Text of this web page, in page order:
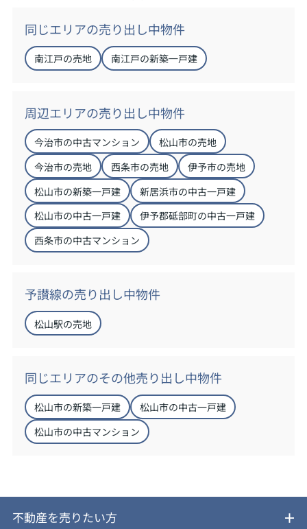
同じエリアの売り出し中物件
南江戸の売地 南江戸の新築一戸建
周辺エリアの売り出し中物件
今治市の中古マンション
松山市の売地
今治市の売地
西条市の売地
伊予市の売地
松山市の新築一戸建
新居浜市の中古一戸建
松山市の中古一戸建
伊予郡砥部町の中古一戸建
西条市の中古マンション
予讃線の売り出し中物件
松山駅の売地
同じエリアのその他売り出し中物件
松山市の新築一戸建
松山市の中古一戸建
松山市の中古マンション
不動産を売りたい方